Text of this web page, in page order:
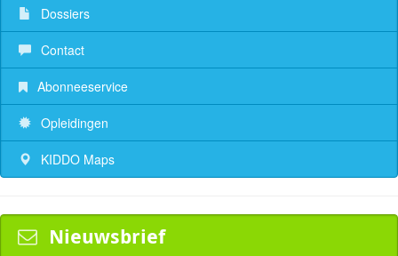
Dossiers
Contact
Abonneeservice
Opleidingen
KIDDO Maps
Nieuwsbrief